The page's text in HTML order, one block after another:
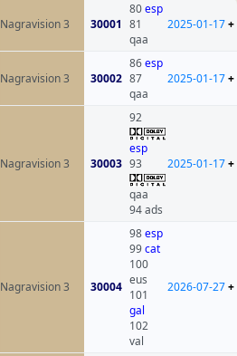
Nagravision 3 30001
80esp
81
qaa
2025-01-17+
Nagravision 3 30002
86esp
87
qaa
2025-01-17+
Nagravision 3 30003
92
esp
93
qaa
94 ads
2025-01-17+
Nagravision 3 30004
98esp
99cat
100
eus
101
gal
102
val
2026-07-27+